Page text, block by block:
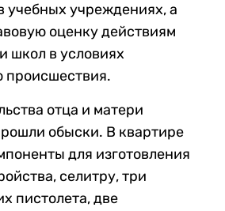
учебных учреждениях, а
оценку действиям
школ в условиях
происшествия.
отца и матери
обыски. В квартире
для изготовления
селитру, три
пистолета, две